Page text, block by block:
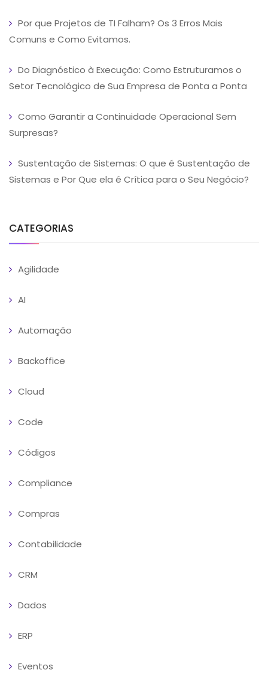
Por que Projetos de TI Falham? Os 3 Erros Mais
Comuns e Como Evitamos.
Do Diagnóstico à Execução: Como Estruturamos o
Setor Tecnológico de Sua Empresa de Ponta a Ponta
Como Garantir a Continuidade Operacional Sem
Surpresas?
Sustentação de Sistemas: O que é Sustentação de
Sistemas e Por Que ela é Crítica para o Seu Negócio?
CATEGORIAS
Agilidade
AI
Automação
Backoffice
Cloud
Code
Códigos
Compliance
Compras
Contabilidade
CRM
Dados
ERP
Eventos